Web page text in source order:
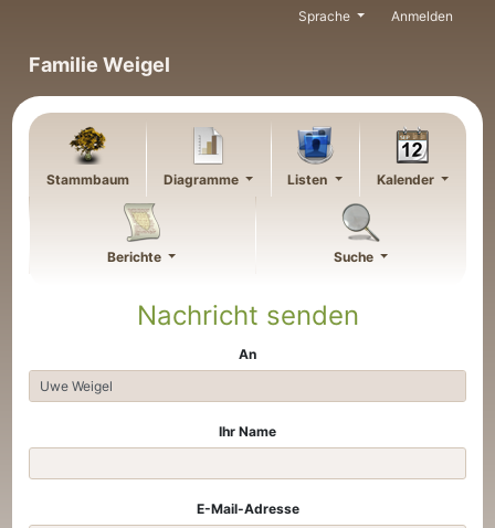
Familie Weigel
Sprache Anmelden
Stammbaum Diagramme Listen Kalender
Berichte Suche
Nachricht senden
An
Ihr Name
E-Mail-Adresse